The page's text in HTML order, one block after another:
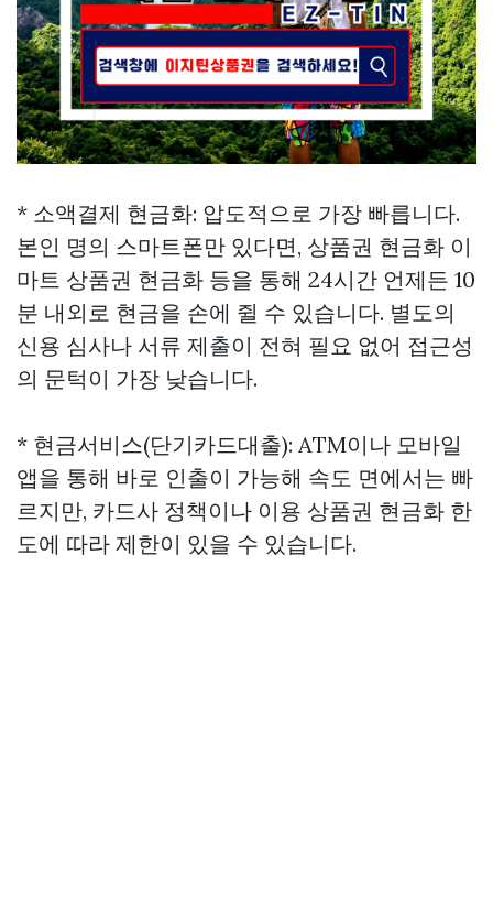
* 소액결제 현금화: 압도적으로 가장 빠릅니다.
본인 명의 스마트폰만 있다면, 상품권 현금화 이
마트 상품권 현금화 등을 통해 24시간 언제든 10
분 내외로 현금을 손에 쥘 수 있습니다. 별도의
신용 심사나 서류 제출이 전혀 필요 없어 접근성
의 문턱이 가장 낮습니다.
* 현금서비스(단기카드대출): ATM이나 모바일
앱을 통해 바로 인출이 가능해 속도 면에서는 빠
르지만, 카드사 정책이나 이용 상품권 현금화 한
도에 따라 제한이 있을 수 있습니다.